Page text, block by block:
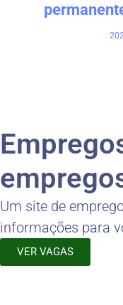
Um site de
informações para
VER VAGAS